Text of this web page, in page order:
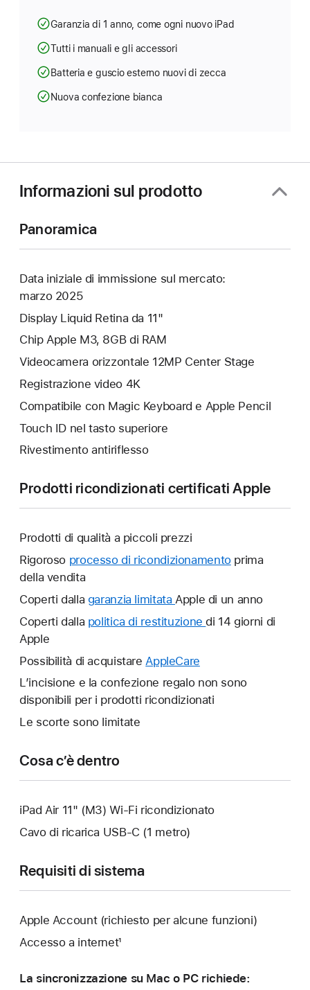
Garanzia di 1 anno, come ogni nuovo iPad
Tutti i manuali e gli accessori
Batteria e guscio esterno nuovi di zecca
Nuova confezione bianca
Informazioni sul prodotto
Panoramica
Data iniziale di immissione sul mercato:
marzo 2025
Display Liquid Retina da 11"
Chip Apple M3, 8GB di RAM
Videocamera orizzontale 12MP Center Stage
Registrazione video 4K
Compatibile con Magic Keyboard e Apple Pencil
Touch ID nel tasto superiore
Rivestimento antiriflesso
Prodotti ricondizionati certificati Apple
Prodotti di qualità a piccoli prezzi
Rigoroso processo di ricondizionamentoprima
della vendita
Coperti dalla garanzia limitata Verrà
aperta
Apple di un anno
Coperti dalla politica di restituzione Verrà
di 14 giorni di
Apple
Possibilità di acquistare AppleCare
aperta
un’altra
L’incisione e la confezione regalo non sono
disponibili per i prodotti ricondizionati
Le scorte sono limitate
Cosa c’è dentro
iPad Air 11" (M3) Wi‑Fi ricondizionato
Cavo di ricarica USB‑C (1 metro)
Requisiti di sistema
Apple Account (richiesto per alcune funzioni)
Accesso a internet¹
La sincronizzazione su Mac o PC richiede: